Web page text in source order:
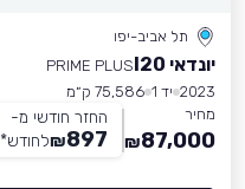
תל אביב-יפו
יונדאי I20
PRIME PLUS
2023 יד 1
75,586 ק״מ
מחיר
87,000
₪
החזר חודשי מ-
897
₪לחודש*